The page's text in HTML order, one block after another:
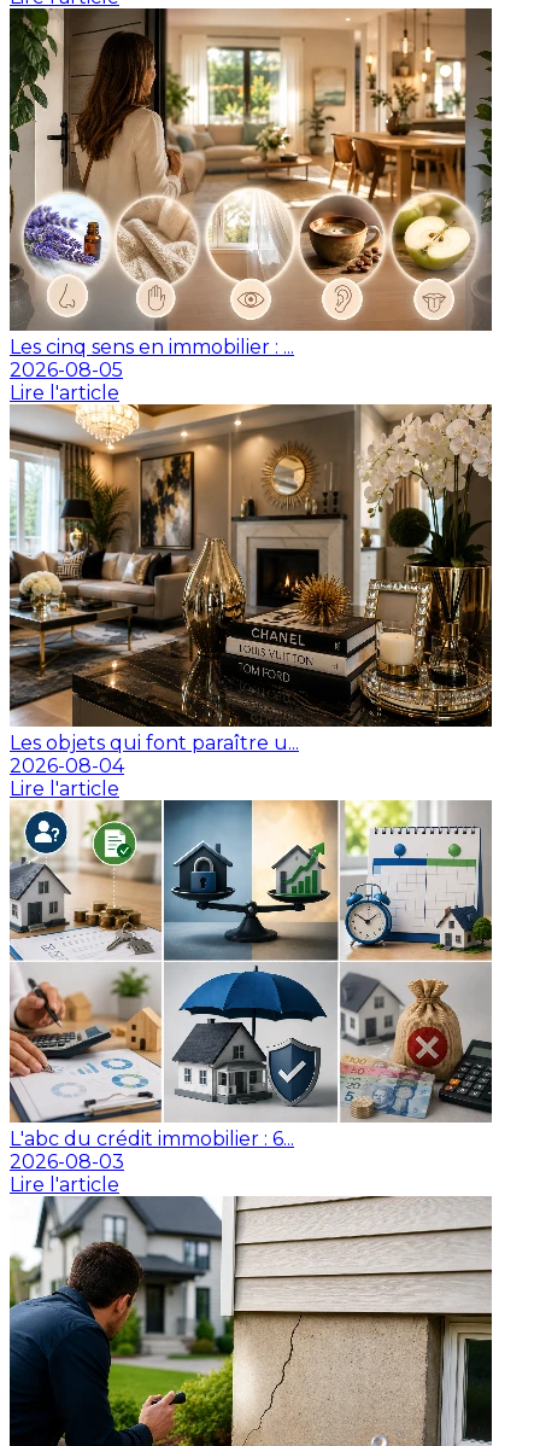
Les cinq sens en immobilier : ...
2026-08-05
Lire l'article
Les objets qui font paraître u...
2026-08-04
Lire l'article
L'abc du crédit immobilier : 6...
2026-08-03
Lire l'article